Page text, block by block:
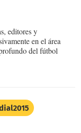
editores y
en el área
del fútbol